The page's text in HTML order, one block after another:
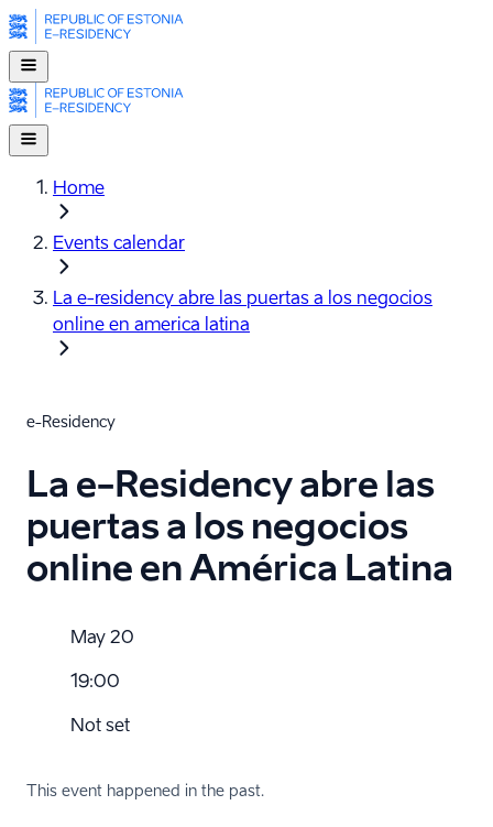
Home
Events calendar
La e-⁠residency abre las puertas a los negocios
online en america latina
e-Residency
La e-Residency abre las
puertas a los negocios
online en América Latina
May 20
19:00
Not set
This event happened in the past.